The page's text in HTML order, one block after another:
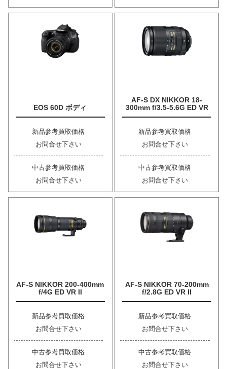
EOS 60D ボディ
新品参考買取価格
お問合せ下さい
中古参考買取価格
お問合せ下さい
AF-S DX NIKKOR 18-
300mm f/3.5-5.6G ED VR
新品参考買取価格
お問合せ下さい
中古参考買取価格
お問合せ下さい
AF-S NIKKOR 200-400mm
f/4G ED VR II
新品参考買取価格
お問合せ下さい
中古参考買取価格
お問合せ下さい
AF-S NIKKOR 70-200mm
f/2.8G ED VR II
新品参考買取価格
お問合せ下さい
中古参考買取価格
お問合せ下さい